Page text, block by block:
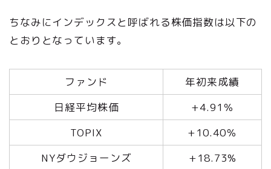
ちなみにインデックスと呼ばれる株価指数は以下の
とおりとなっています。
ファンド
年初来成績
日経平均株価
+4.91％
TOPIX
+10.40％
NYダウジョーンズ
+18.73%